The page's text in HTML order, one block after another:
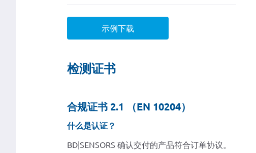
示例下载
检测证书
合规证书 2.1 （EN 10204）
什么是认证？
BD|SENSORS 确认交付的产品符合订单协议。